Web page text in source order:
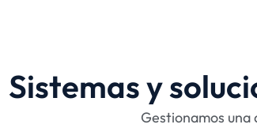
Sistemas y
Gestionamos